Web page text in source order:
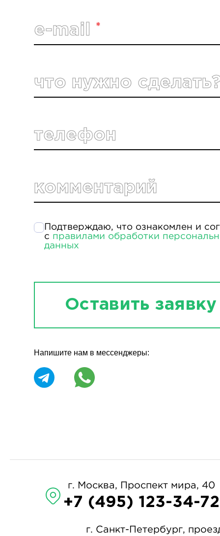
e-mail *
что нужно
телефон
комментарий
Подтверждаю, что ознакомлен и
с правилами обработки
данных
Оставить заявку
Напишите нам в мессенджеры:
г. Москва, Проспект мира, 40
+7 (495) 123-34-72
г. Санкт-Петербург,